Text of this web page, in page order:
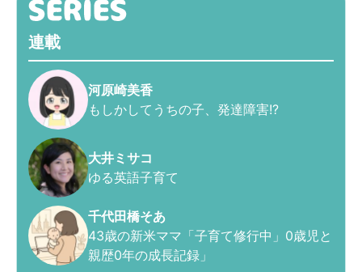
連載
河原崎美香
もしかしてうちの子、発達障害!?
大井ミサコ
ゆる英語子育て
千代田橋そあ
43歳の新米ママ「子育て修行中」0歳児と
親歴0年の成長記録」